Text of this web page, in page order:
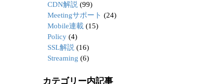
CDN解説 (99)
Meetingサポート (24)
Mobile連載 (15)
Policy (4)
SSL解説 (16)
Streaming (6)
カテゴリー内記事